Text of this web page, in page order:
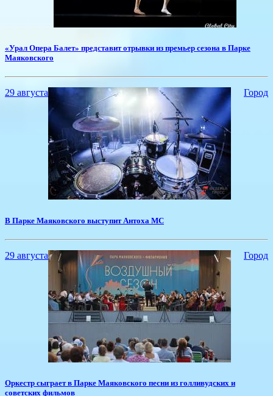
​«Урал Опера Балет» представит отрывки из премьер сезона в Парке
Маяковского
29 августа Город
​В Парке Маяковского выступит Антоха МС
29 августа Город
Оркестр сыграет в Парке Маяковского песни из голливудских и
советских фильмов